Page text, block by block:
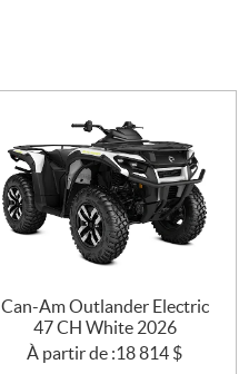
Can-Am Outlander Electric
47 CH White 2026
À partir de :18 814 $